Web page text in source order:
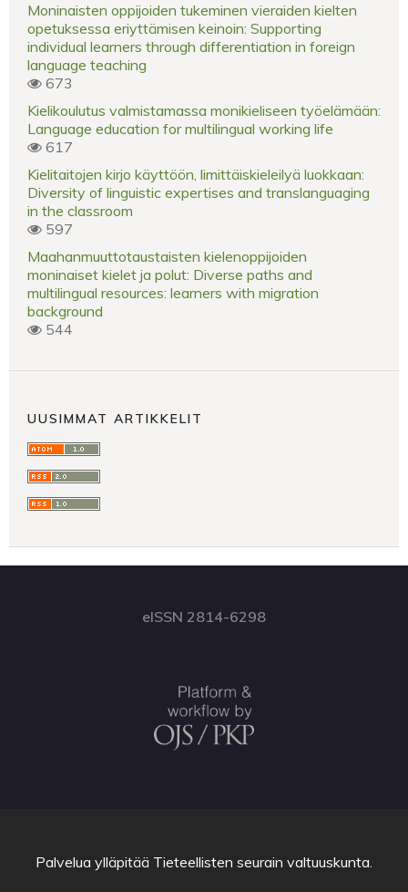
Moninaisten oppijoiden tukeminen vieraiden kielten
opetuksessa eriyttämisen keinoin: Supporting
individual learners through differentiation in foreign
language teaching
673
Kielikoulutus valmistamassa monikieliseen työelämään:
Language education for multilingual working life
617
Kielitaitojen kirjo käyttöön, limittäiskieleilyä luokkaan:
Diversity of linguistic expertises and translanguaging
in the classroom
597
Maahanmuuttotaustaisten kielenoppijoiden
moninaiset kielet ja polut: Diverse paths and
multilingual resources: learners with migration
background
544
UUSIMMAT ARTIKKELIT
eISSN 2814-6298
Palvelua ylläpitää Tieteellisten seurain valtuuskunta.